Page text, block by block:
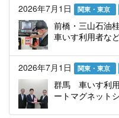
2026年7月1日 関東・東京
前橋・三山石油
車いす利用者な
2026年7月1日 関東・東京
群馬 車いす利
ートマグネット